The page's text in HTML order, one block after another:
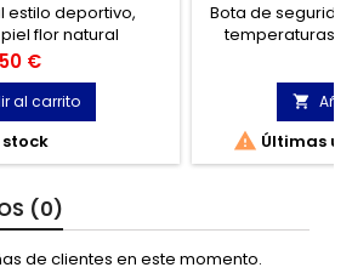
estilo deportivo,
flor natural
Ultraligero y
para personas
tiempo de pie y/o
€
al carrito
stock
Bota de
temperaturas,
membrana,
tratamiento

 Últimas
(0)
de clientes en este momento.